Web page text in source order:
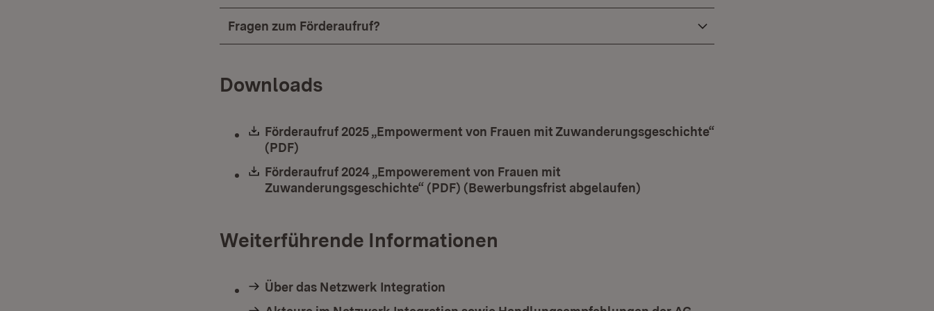
Fragen zum Förderaufruf?
Downloads
Download:
Förderaufruf 2025 „Empowerment von Frauen mit Zuwanderungsgeschichte“
(PDF)
Download:
Förderaufruf 2024 „Empowerement von Frauen mit
Zuwanderungsgeschichte“ (PDF) (Bewerbungsfrist abgelaufen)
Weiterführende Informationen
Über das Netzwerk Integration